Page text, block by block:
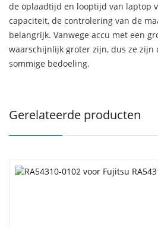
de oplaadtijd en looptijd van laptop
capaciteit, de controlering van de
belangrijk. Vanwege accu met een
waarschijnlijk groter zijn, dus ze zijn
sommige bedoeling.
Gerelateerde producten